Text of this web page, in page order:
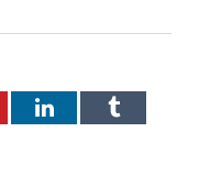
LinkedInTumblr